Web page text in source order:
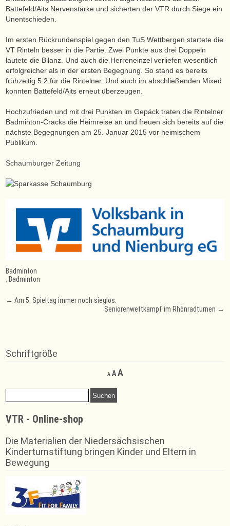
Battefeld/Aits Nervenstärke und sicherten der VTR durch Siege ein
Unentschieden.
Im ersten Rückrundenspiel gegen den TuS Wettbergen startete die
VT Rinteln besser in die Partie. Zwei Punkte aus drei Doppeln
lautete die Bilanz. Und auch die Herreneinzel verliefen wesentlich
erfolgreicher als in der ersten Begegnung. So stand es bereits
frühzeitig 5:2 für die Rintelner. Und auch im abschließenden Mixed
konnten Battefeld/Aits erneut überzeugen.
Hochzufrieden und mit drei Punkten im Gepäck traten die Rintelner
Badminton-Cracks die Heimreise an und freuen sich bereits auf die
nächste Begegnungen am 25. Januar 2015 vor heimischem
Publikum.
Schaumburger Zeitung
Badminton
, Badminton
Post
← Am 5. Spieltag immer noch sieglos.
Seniorenwettkampf im Rhönradturnen →
Schriftgröße
A
Decrease
font
AReset
size.
AIncrease
Suchen
nach:
VTR - Online-shop
Die Materialien der Niedersächsischen
Kinderturnstiftung bringen Kinder und Eltern in
Bewegung